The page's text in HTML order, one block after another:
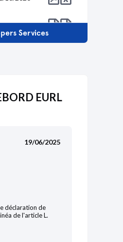
Services
EURL
19/06/2025
déclaration de
de l'article L.